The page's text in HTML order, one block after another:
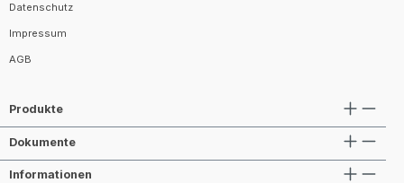
Datenschutz
Impressum
AGB
Produkte
Dokumente
Informationen